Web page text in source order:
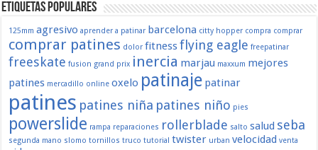
Etiquetas populares
125mm agresivo aprender a patinar barcelona citty hopper compra comprar
comprar patines dolor fitnessflying eagle freepatinar
freeskate fusion grand prix inercia marjau maxxum mejores
patines mercadillo online oxelo patinaje patinar
patines patines niña patines niño pies
powerslide rampa reparaciones rollerblade salto salud seba
segunda mano slomo tornillos truco tutorial twister urban velocidad venta